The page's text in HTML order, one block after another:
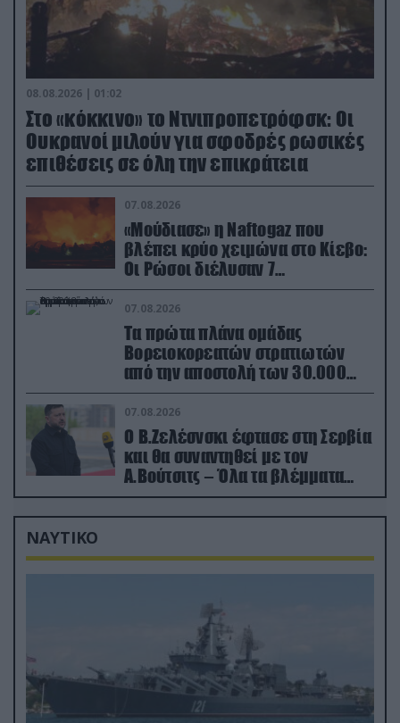
08.08.2026 | 01:02
Στο «κόκκινο» το Ντνιπροπετρόφσκ: Οι
Ουκρανοί μιλούν για σφοδρές ρωσικές
επιθέσεις σε όλη την επικράτεια
07.08.2026
«Μούδιασε» η Naftogaz που
βλέπει κρύο χειμώνα στο Κίεβο:
Οι Ρώσοι διέλυσαν 7
εγκαταστάσεις του ουκρανικού
κολοσσού!
07.08.2026
Τα πρώτα πλάνα ομάδας
Βορειοκορεατών στρατιωτών
από την αποστολή των 30.000
που έφτασαν στη Ρωσία (βίντεο)
07.08.2026
Ο Β.Ζελέσνσκι έφτασε στη Σερβία
και θα συναντηθεί με τον
Α.Βούτσιτς – Όλα τα βλέμματα
στις σχέσεις με τη Ρωσία
ΝΑΥΤΙΚΟ